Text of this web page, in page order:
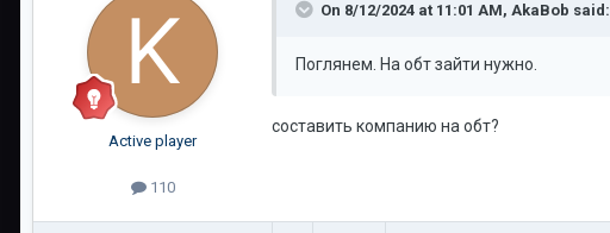
Active player
110
On 8/12/2024 at 11:01 AM, AkaBob said:
Поглянем. На обт зайти нужно.
составить компанию на обт?